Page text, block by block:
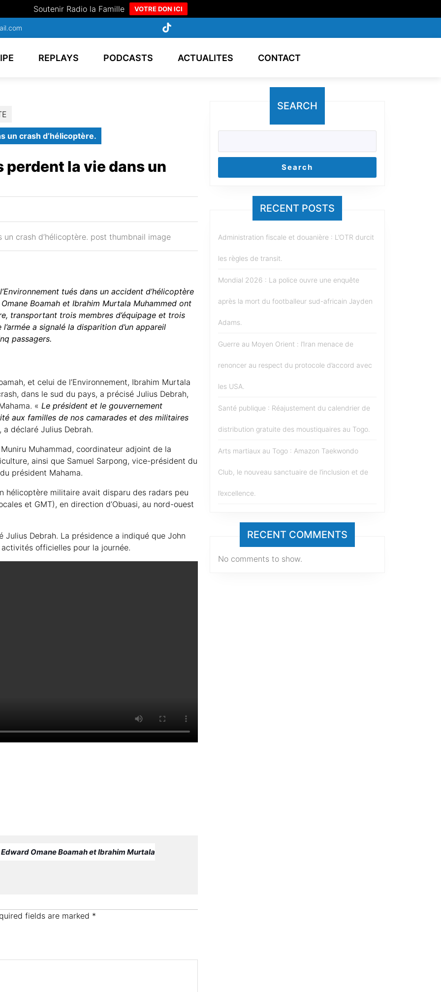
Soutenir Radio la Famille VOTRE DON ICI
REPLAYS PODCASTS ACTUALITES CONTACT
un crash d’hélicoptère.
perdent la vie dans un
tués dans un accident d’hélicoptère
Omane Boamah et Ibrahim Murtala Muhammed ont
transportant trois membres d’équipage et trois
a signalé la disparition d’un appareil
passagers.
et celui de l’Environnement, Ibrahim Murtala
dans le sud du pays, a précisé Julius Debrah,
« Le président et le gouvernement
aux familles de nos camarades et des militaires
a déclaré Julius Debrah.
Muhammad, coordinateur adjoint de la
ainsi que Samuel Sarpong, vice-président du
président Mahama.
hélicoptère militaire avait disparu des radars peu
et GMT), en direction d’Obuasi, au nord-ouest
Julius Debrah. La présidence a indiqué que John
officielles pour la journée.
Edward Omane Boamah et Ibrahim Murtala
fields are marked *
SEARCH
Search
RECENT POSTS
Administration fiscale et douanière : L’OTR durcit
les règles de transit.
Mondial 2026 : La police ouvre une enquête
après la mort du footballeur sud-africain Jayden
Adams.
Guerre au Moyen Orient : l’Iran menace de
renoncer au respect du protocole d’accord avec
les USA.
Santé publique : Réajustement du calendrier de
distribution gratuite des moustiquaires au Togo.
Arts martiaux au Togo : Amazon Taekwondo
Club, le nouveau sanctuaire de l’inclusion et de
l’excellence.
RECENT COMMENTS
No comments to show.